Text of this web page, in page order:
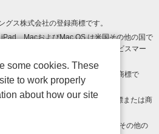
ス株式会社の登録商標です。
、MacおよびMac OS は米国その他の国で
す。App Store は Apple Inc. のサービスマー
Play ロゴ は Google LLC の商標で
およびその他の国における登録商標または商
PDF は、Adobe Inc.の米国およびその他の
some cookies. These
to work properly
about how our site